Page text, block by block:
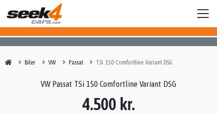
Biler VW Passat TSi 150 Comfortline Variant DSG
4.500 kr.
VW Passat TSi 150 Comfortline Variant DSG